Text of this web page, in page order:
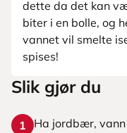
dette da det kan
biter i en bolle, og
vannet vil smelte
spises!
Slik gjør du
1
Ha jordbær, vann